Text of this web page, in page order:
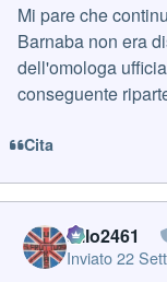
Mi pare che
Barnaba non era
dell'omologa
conseguente
Cita
cillo2461
Inviato22